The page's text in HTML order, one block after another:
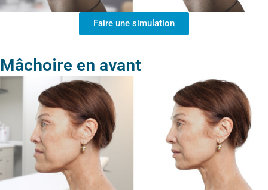
Faire une simulation
Mâchoire en avant